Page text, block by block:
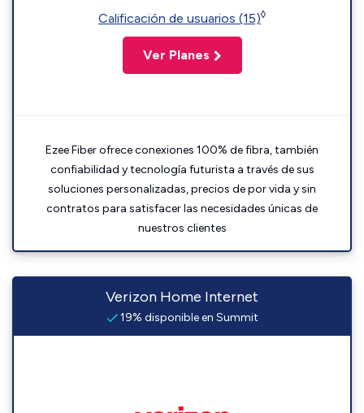
Calificación de usuarios (15)◊
Ver Planes
Ezee Fiber ofrece conexiones 100% de fibra, también
confiabilidad y tecnología futurista a través de sus
soluciones personalizadas, precios de por vida y sin
contratos para satisfacer las necesidades únicas de
nuestros clientes
Verizon Home Internet
19% disponible en Summit